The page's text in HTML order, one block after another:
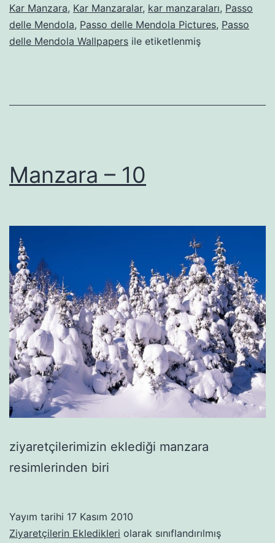
Kar Manzara, Kar Manzaralar, kar manzaraları, Passo
delle Mendola, Passo delle Mendola Pictures, Passo
delle Mendola Wallpapers ile etiketlenmiş
Manzara – 10
ziyaretçilerimizin eklediği manzara
resimlerinden biri
Yayım tarihi 17 Kasım 2010
Ziyaretçilerin Ekledikleri olarak sınıflandırılmış